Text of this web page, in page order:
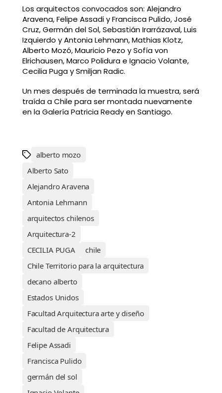
Los arquitectos convocados son: Alejandro
Aravena, Felipe Assadi y Francisca Pulido, José
Cruz, Germán del Sol, Sebastián Irarrázaval, Luis
Izquierdo y Antonia Lehmann, Mathias Klotz,
Alberto Mozó, Mauricio Pezo y Sofía von
Elrichausen, Marco Polidura e Ignacio Volante,
Cecilia Puga y Smiljan Radic.
Un mes después de terminada la muestra, será
traída a Chile para ser montada nuevamente
en la Galería Patricia Ready en Santiago.
alberto mozo
Alberto Sato
Alejandro Aravena
Antonia Lehmann
arquitectos chilenos
Arquitectura-2
CECILIA PUGA
chile
Chile Territorio para la arquitectura
decano alberto
Estados Unidos
Facultad Arquitectura arte y diseño
Facultad de Arquitectura
Felipe Assadi
Francisca Pulido
germán del sol